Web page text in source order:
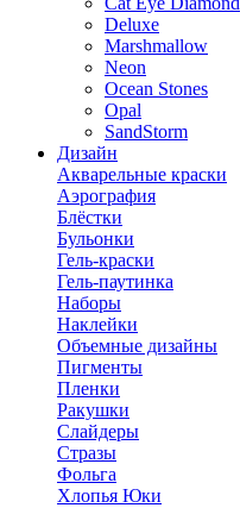
Deluxe
Marshmallow
Neon
Ocean Stones
Opal
SandStorm
Дизайн
Акварельные краски
Аэрография
Блёстки
Бульонки
Гель-краски
Гель-паутинка
Наборы
Наклейки
Объемные дизайны
Пигменты
Пленки
Ракушки
Слайдеры
Стразы
Фольга
Хлопья Юки